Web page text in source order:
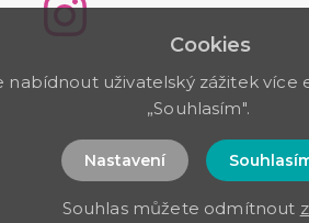
Cookies
uživatelský zážitek
„Souhlasím".
Nastavení
Souhlas můžete odmítnout